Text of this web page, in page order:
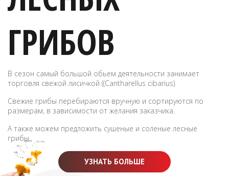
ГРИБОВ
В сезон самый большой обьем деятельности занимает
торговля свежой лисичкой ((Cantharellus cibarius).
Свежие грибы перебираются вручную и сортируются по
размерам, в зависимости от желания заказчика.
А также можем предложить сушеные и соленые лесные
грибы.
УЗНАТЬ БОЛЬШЕ